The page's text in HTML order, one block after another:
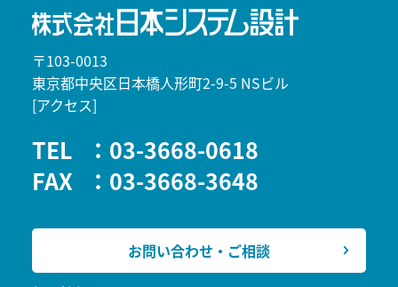
〒103-0013
東京都中央区日本橋人形町2-9-5 NSビル
[アクセス]
TEL
：03-3668-0618
FAX
：03-3668-3648
お問い合わせ・ご相談